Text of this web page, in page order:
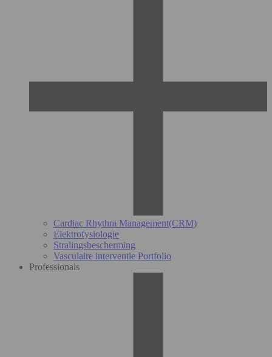
Cardiac Rhythm Management(CRM)
Elektrofysiologie
Stralingsbescherming
Vasculaire interventie Portfolio
Professionals